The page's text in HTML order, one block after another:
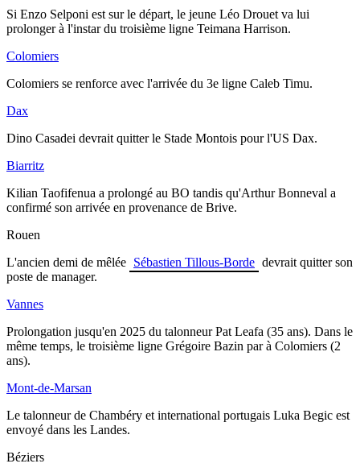
Si Enzo Selponi est sur le départ, le jeune Léo Drouet va lui
prolonger à l'instar du troisième ligne Teimana Harrison.
Colomiers
Colomiers se renforce avec l'arrivée du 3e ligne Caleb Timu.
Dax
Dino Casadei devrait quitter le Stade Montois pour l'US Dax.
Biarritz
Kilian Taofifenua a prolongé au BO tandis qu'Arthur Bonneval a
confirmé son arrivée en provenance de Brive.
Rouen
L'ancien demi de mêlée Sébastien Tillous-Borde devrait quitter son
poste de manager.
Vannes
Prolongation jusqu'en 2025 du talonneur Pat Leafa (35 ans). Dans le
même temps, le troisième ligne Grégoire Bazin par à Colomiers (2
ans).
Mont-de-Marsan
Le talonneur de Chambéry et international portugais Luka Begic est
envoyé dans les Landes.
Béziers